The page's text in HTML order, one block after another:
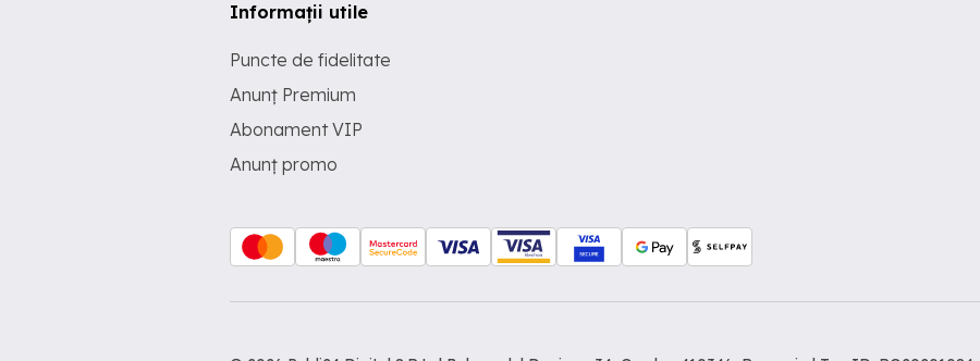
Informații utile
Puncte de fidelitate
Anunț Premium
Abonament VIP
Anunț promo